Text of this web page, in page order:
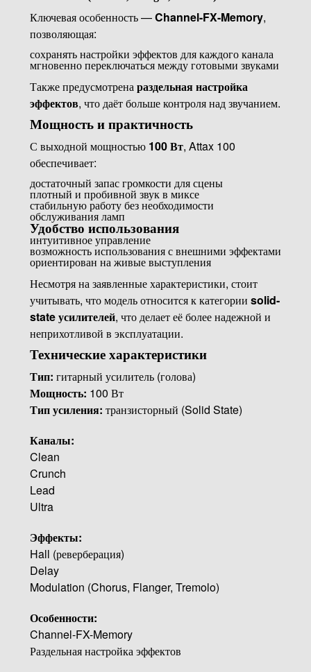
Ключевая особенность —Channel-FX-Memory,
позволяющая:
сохранять настройки эффектов для каждого канала
мгновенно переключаться между готовыми звуками
Также предусмотренараздельная настройка
эффектов, что даёт больше контроля над звучанием.
Мощность и практичность
С выходной мощностью 100 Вт, Attax 100
обеспечивает:
достаточный запас громкости для сцены
плотный и пробивной звук в миксе
стабильную работу без необходимости
обслуживания ламп
Удобство использования
интуитивное управление
возможность использования с внешними эффектами
ориентирован на живые выступления
Несмотря на заявленные характеристики, стоит
учитывать, что модель относится к категории solid-
state усилителей, что делает её более надежной и
неприхотливой в эксплуатации.
Технические характеристики
Тип: гитарный усилитель (голова)
Мощность: 100 Вт
Тип усиления: транзисторный (Solid State)
Каналы:
Clean
Crunch
Lead
Ultra
Эффекты:
Hall (реверберация)
Delay
Modulation (Chorus, Flanger, Tremolo)
Особенности:
Channel-FX-Memory
Раздельная настройка эффектов